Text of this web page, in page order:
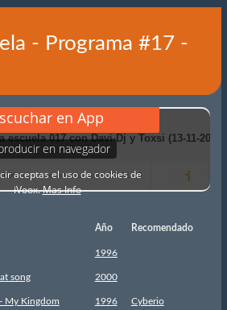
- Programa #17 -
Año Recomendado
1996
song 2000
My Kingdom 1996 Cyberio